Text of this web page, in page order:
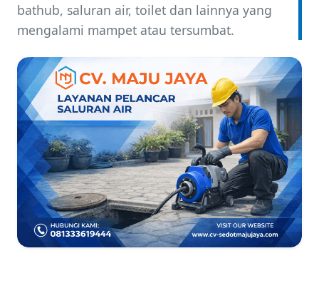
bathub, saluran air, toilet dan lainnya yang
mengalami mampet atau tersumbat.